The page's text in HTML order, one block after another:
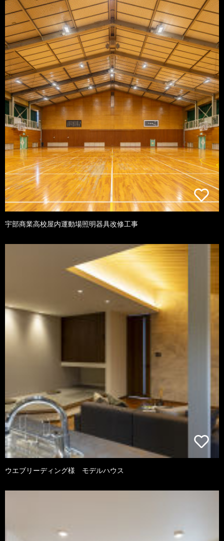
宇部商業高校屋内運動場照明器具改修工事
ウエブリーディング様 モデルハウス